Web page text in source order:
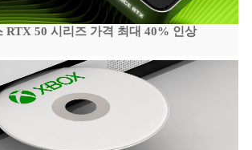
RTX 50 시리즈 가격 최대 40% 인상